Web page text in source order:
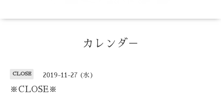
カレンダ－
CLOSE 2019-11-27 (水)
※CLOSE※